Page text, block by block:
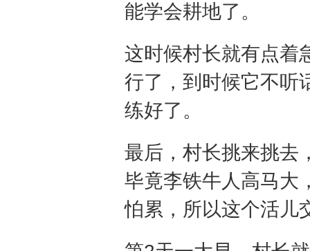
能学会耕地了。
这时候村长就有点着
行了，到时候它不听
练好了。
最后，村长挑来挑去
毕竟李铁牛人高马大
怕累，所以这个活儿